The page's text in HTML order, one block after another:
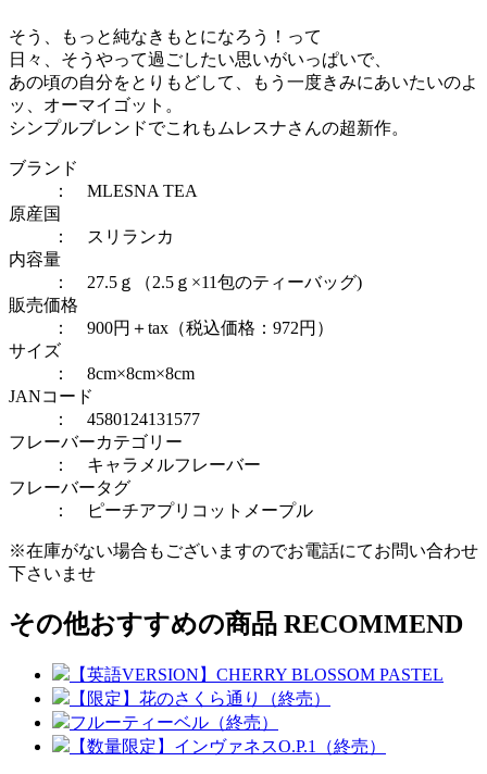
そう、もっと純なきもとになろう！って
日々、そうやって過ごしたい思いがいっぱいで、
あの頃の自分をとりもどして、もう一度きみにあいたいのよ
ッ、オーマイゴット。
シンプルブレンドでこれもムレスナさんの超新作。
ブランド
： MLESNA TEA
原産国
： スリランカ
内容量
： 27.5ｇ（2.5ｇ×11包のティーバッグ)
販売価格
： 900円＋tax（税込価格：972円）
サイズ
： 8cm×8cm×8cm
JANコード
： 4580124131577
フレーバーカテゴリー
： キャラメルフレーバー
フレーバータグ
：
ピーチアプリコット メープル
※在庫がない場合もございますのでお電話にてお問い合わせ
下さいませ
その他おすすめの商品 RECOMMEND
【英語VERSION】CHERRY BLOSSOM PASTEL
【限定】花のさくら通り（終売）
フルーティーベル（終売）
【数量限定】インヴァネスO.P.1（終売）